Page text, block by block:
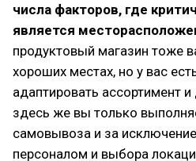
числа факторов, где
является
продуктовый магазин тоже
хороших местах, но у вас
адаптировать ассортимент
здесь же вы только
самовывоза и за
персоналом и выбора